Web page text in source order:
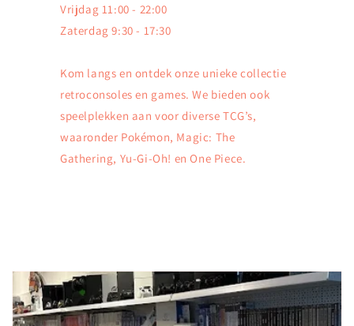
Vrijdag 11:00 - 22:00
Zaterdag 9:30 - 17:30
Kom langs en ontdek onze unieke collectie
retroconsoles en games. We bieden ook
speelplekken aan voor diverse TCG’s,
waaronder Pokémon, Magic: The
Gathering, Yu-Gi-Oh! en One Piece.